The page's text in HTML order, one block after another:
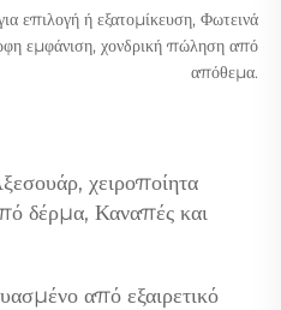
επιλογή ή εξατομίκευση, Φωτεινά
εμφάνιση, χονδρική πώληση από
απόθεμα.
χειροποίητα
δέρμα, Καναπές και
από εξαιρετικό